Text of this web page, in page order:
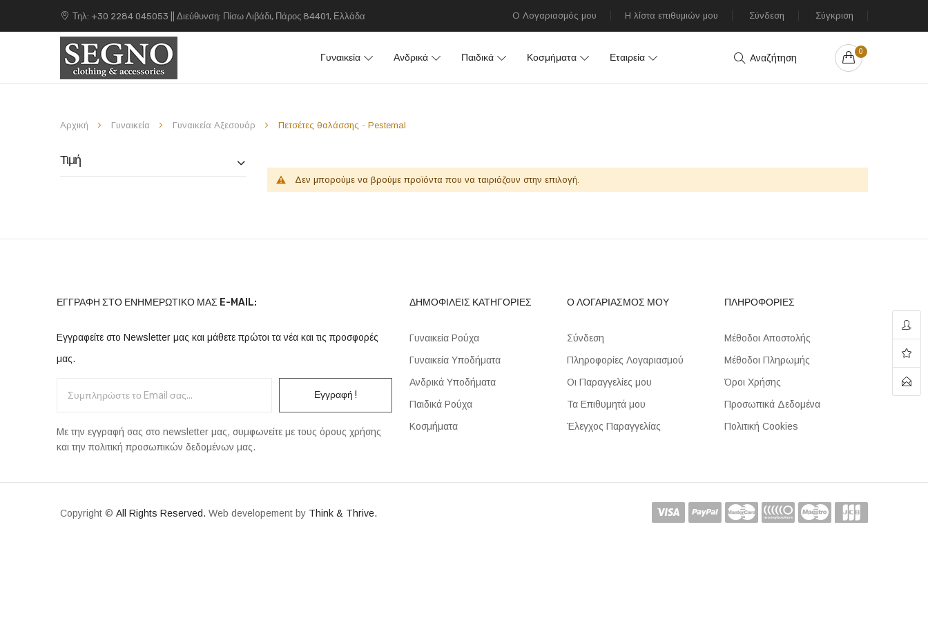
Τηλ: +30 2284 045053 || Διεύθυνση: Πίσω Λιβάδι, Πάρος 84401, Ελλάδα Ο Λογαριασμός μου Η λίστα επιθυμιών μου Σύνδεση Σύγκριση
Γυναικεία Ανδρικά Παιδικά Κοσμήματα Εταιρεία Αναζήτηση
0
Αρχική Γυναικεία Γυναικεία Αξεσουάρ Πετσέτες θαλάσσης - Pestemal
Τιμή
Δεν μπορούμε να βρούμε προϊόντα που να ταιριάζουν στην επιλογή.
ΕΓΓΡΑΦΉ ΣΤΟ ΕΝΗΜΕΡΩΤΙΚΌ ΜΑΣ E-MAIL:
Εγγραφείτε στο Newsletter μας και μάθετε πρώτοι τα νέα και τις προσφορές
μας.
Εγγραφή !
Με την εγγραφή σας στο newsletter μας, συμφωνείτε με τους όρους χρήσης
και την πολιτική προσωπικών δεδομένων μας.
ΔΗΜΟΦΙΛΕΙΣ ΚΑΤΗΓΟΡΙΕΣ
Γυναικεία Ρούχα
Γυναικεία Υποδήματα
Ανδρικά Υποδήματα
Παιδικά Ρούχα
Κοσμήματα
Ο ΛΟΓΑΡΙΑΣΜΟΣ ΜΟΥ
Σύνδεση
Πληροφορίες Λογαριασμού
Οι Παραγγελίες μου
Τα Επιθυμητά μου
Έλεγχος Παραγγελίας
ΠΛΗΡΟΦΟΡΙΕΣ
Μέθοδοι Αποστολής
Μέθοδοι Πληρωμής
Όροι Χρήσης
Προσωπικά Δεδομένα
Πολιτική Cookies
Copyright © All Rights Reserved. Web developement by Think & Thrive.